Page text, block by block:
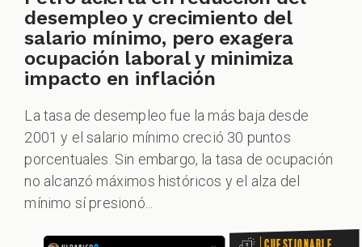
desempleo y crecimiento del
salario mínimo, pero exagera
ocupación laboral y minimiza
impacto en inflación
La tasa de desempleo fue la más baja desde
2001 y el salario mínimo creció 30 puntos
porcentuales. Sin embargo, la tasa de ocupación
no alcanzó máximos históricos y el alza del
mínimo sí presionó...
Cuestionable